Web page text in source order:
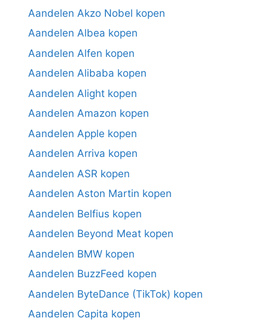
Aandelen Akzo Nobel kopen
Aandelen Albea kopen
Aandelen Alfen kopen
Aandelen Alibaba kopen
Aandelen Alight kopen
Aandelen Amazon kopen
Aandelen Apple kopen
Aandelen Arriva kopen
Aandelen ASR kopen
Aandelen Aston Martin kopen
Aandelen Belfius kopen
Aandelen Beyond Meat kopen
Aandelen BMW kopen
Aandelen BuzzFeed kopen
Aandelen ByteDance (TikTok) kopen
Aandelen Capita kopen